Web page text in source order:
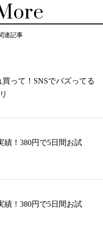
連記事
買って！SNSでバズってる
績！380円で5日間お試
績！380円で5日間お試